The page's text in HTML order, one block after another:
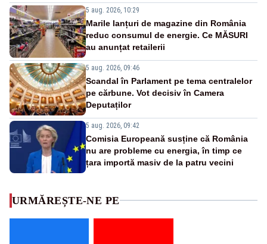
5 aug. 2026, 10:29
Marile lanțuri de magazine din România
reduc consumul de energie. Ce MĂSURI
au anunțat retailerii
5 aug. 2026, 09:46
Scandal în Parlament pe tema centralelor
pe cărbune. Vot decisiv în Camera
Deputaților
5 aug. 2026, 09:42
Comisia Europeană susține că România
nu are probleme cu energia, în timp ce
țara importă masiv de la patru vecini
URMĂREȘTE-NE PE